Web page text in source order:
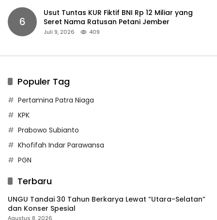
6
Usut Tuntas KUR Fiktif BNI Rp 12 Miliar yang
Seret Nama Ratusan Petani Jember
Juli 9, 2026 409
Populer Tag
Pertamina Patra Niaga
KPK
Prabowo Subianto
Khofifah Indar Parawansa
PGN
Terbaru
UNGU Tandai 30 Tahun Berkarya Lewat “Utara-Selatan”
dan Konser Spesial
Agustus 8, 2026